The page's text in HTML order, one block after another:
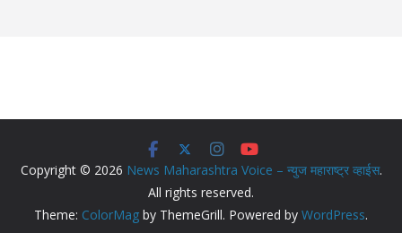
Copyright © 2026 News Maharashtra Voice – न्युज महाराष्ट्र व्हाईस.
All rights reserved.
Theme: ColorMag by ThemeGrill. Powered by WordPress.